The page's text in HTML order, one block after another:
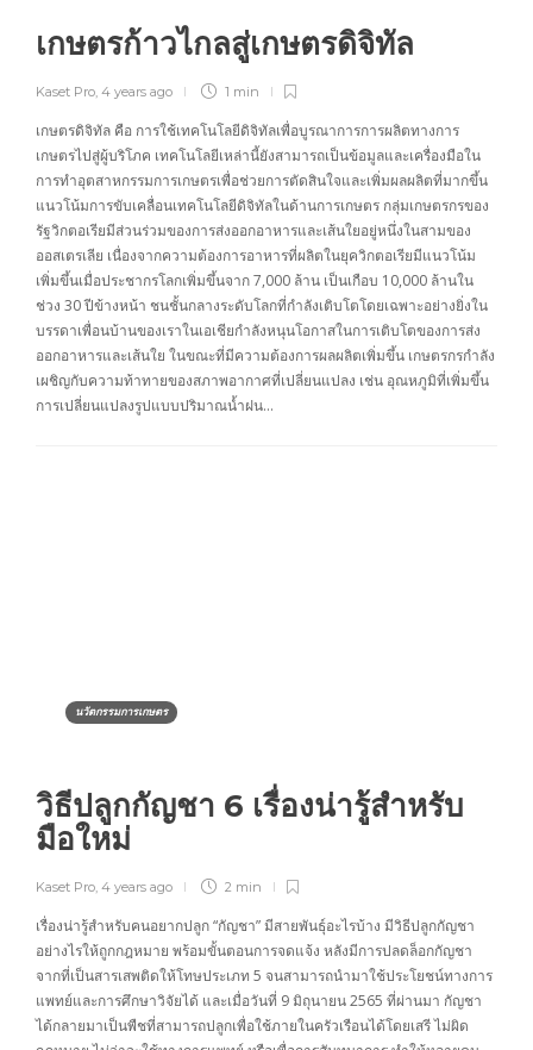
เกษตรก้าวไกลสู่เกษตรดิจิทัล
Kaset Pro, 4 years ago 1 min
เกษตรดิจิทัล คือ การใช้เทคโนโลยีดิจิทัลเพื่อบูรณาการการผลิตทางการ
เกษตรไปสู่ผู้บริโภค เทคโนโลยีเหล่านี้ยังสามารถเป็นข้อมูลและเครื่องมือใน
การทำอุตสาหกรรมการเกษตรเพื่อช่วยการตัดสินใจและเพิ่มผลผลิตที่มากขึ้น
แนวโน้มการขับเคลื่อนเทคโนโลยีดิจิทัลในด้านการเกษตร กลุ่มเกษตรกรของ
รัฐวิกตอเรียมีส่วนร่วมของการส่งออกอาหารและเส้นใยอยู่หนึ่งในสามของ
ออสเตรเลีย เนื่องจากความต้องการอาหารที่ผลิตในยุควิกตอเรียมีแนวโน้ม
เพิ่มขึ้นเมื่อประชากรโลกเพิ่มขึ้นจาก 7,000 ล้าน เป็นเกือบ 10,000 ล้านใน
ช่วง 30 ปีข้างหน้า ชนชั้นกลางระดับโลกที่กำลังเติบโตโดยเฉพาะอย่างยิ่งใน
บรรดาเพื่อนบ้านของเราในเอเชียกำลังหนุนโอกาสในการเติบโตของการส่ง
ออกอาหารและเส้นใย ในขณะที่มีความต้องการผลผลิตเพิ่มขึ้น เกษตรกรกำลัง
เผชิญกับความท้าทายของสภาพอากาศที่เปลี่ยนแปลง เช่น อุณหภูมิที่เพิ่มขึ้น
การเปลี่ยนแปลงรูปแบบปริมาณน้ำฝน…
นวัตกรรมการเกษตร
วิธีปลูกกัญชา 6 เรื่องน่ารู้สำหรับ
มือใหม่
Kaset Pro, 4 years ago 2 min
เรื่องน่ารู้สำหรับคนอยากปลูก “กัญชา” มีสายพันธุ์อะไรบ้าง มีวิธีปลูกกัญชา
อย่างไรให้ถูกกฎหมาย พร้อมขั้นตอนการจดแจ้ง หลังมีการปลดล็อกกัญชา
จากที่เป็นสารเสพติดให้โทษประเภท 5 จนสามารถนำมาใช้ประโยชน์ทางการ
แพทย์และการศึกษาวิจัยได้ และเมื่อวันที่ 9 มิถุนายน 2565 ที่ผ่านมา กัญชา
ได้กลายมาเป็นพืชที่สามารถปลูกเพื่อใช้ภายในครัวเรือนได้โดยเสรี ไม่ผิด